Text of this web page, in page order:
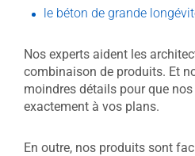
le béton de grande
Nos experts aident les
combinaison de produits. Et
moindres détails pour que
exactement à vos plans.
En outre, nos produits sont